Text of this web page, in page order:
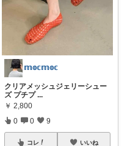
𝕞𝕠𝕔𝕞𝕠𝕔
クリアメッシュジェリーシュー
ズ プチプ ...
￥ 2,800
0 0 9
コレ いいね